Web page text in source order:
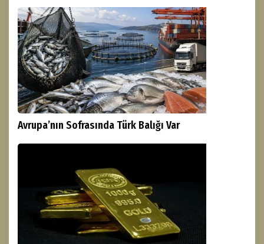
Avrupa’nın Sofrasında Türk Balığı Var